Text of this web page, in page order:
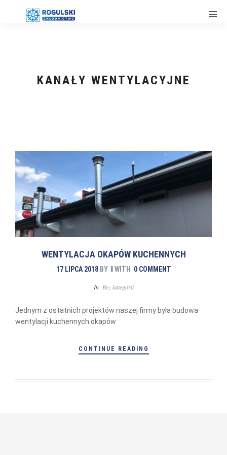
KANAŁY WENTYLACYJNE
WENTYLACJA OKAPÓW KUCHENNYCH
17 LIPCA 2018 BY WITH 0 COMMENT
In Bez kategorii
Jednym z ostatnich projektów naszej firmy była budowa
wentylacji kuchennych okapów
CONTINUE READING